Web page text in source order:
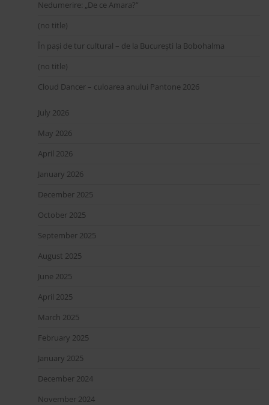
Nedumerire: „De ce Amara?”
(no title)
În pași de tur cultural – de la București la Bobohalma
(no title)
Cloud Dancer – culoarea anului Pantone 2026
July 2026
May 2026
April 2026
January 2026
December 2025
October 2025
September 2025
August 2025
June 2025
April 2025
March 2025
February 2025
January 2025
December 2024
November 2024